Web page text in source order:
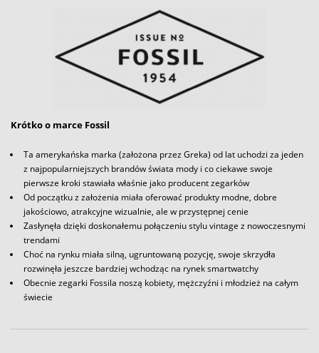
Krótko o marce Fossil
Ta amerykańska marka (założona przez Greka) od lat uchodzi za jeden
z najpopularniejszych brandów świata mody i co ciekawe swoje
pierwsze kroki stawiała właśnie jako producent zegarków
Od początku z założenia miała oferować produkty modne, dobre
jakościowo, atrakcyjne wizualnie, ale w przystępnej cenie
Zasłynęła dzięki doskonałemu połączeniu stylu vintage z nowoczesnymi
trendami
Choć na rynku miała silną, ugruntowaną pozycję, swoje skrzydła
rozwinęła jeszcze bardziej wchodząc na rynek smartwatchy
Obecnie zegarki Fossila noszą kobiety, mężczyźni i młodzież na całym
świecie